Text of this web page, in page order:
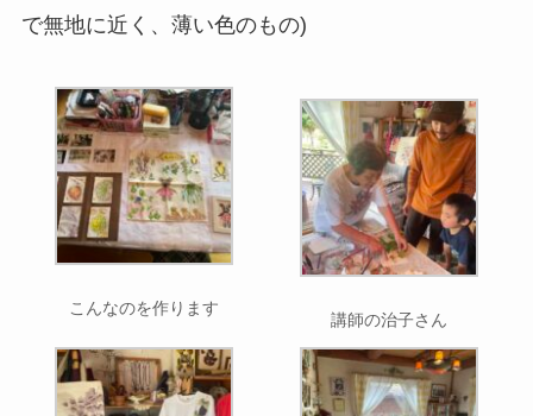
で無地に近く、薄い色のもの)
こんなのを作ります
講師の治子さん